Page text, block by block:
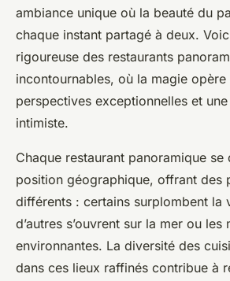
ambiance unique où la beauté du
chaque instant partagé à deux.
rigoureuse des restaurants
incontournables, où la magie
perspectives exceptionnelles et
intimiste.
Chaque restaurant panoramique se
position géographique, offrant des
différents : certains surplombent la
d’autres s’ouvrent sur la mer ou les
environnantes. La diversité des
dans ces lieux raffinés contribue à